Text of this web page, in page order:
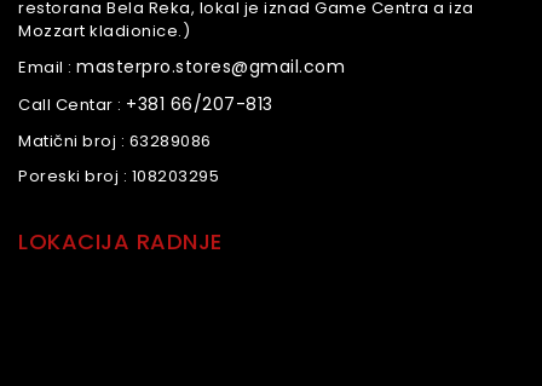
restorana Bela Reka, lokal je iznad Game Centra a iza
Mozzart kladionice.)
Email : masterpro.stores@gmail.com
Call Centar : +381 66/207-813
Matični broj : 63289086
Poreski broj : 108203295
LOKACIJA RADNJE